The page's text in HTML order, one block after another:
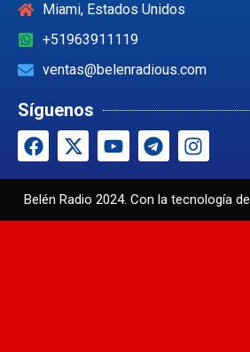
Miami, Estados Unidos
+51963911119
ventas@belenradious.com
Síguenos
Belén Radio 2024. Con la tecnología de